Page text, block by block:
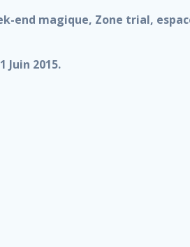
end magique, Zone trial,
2015.